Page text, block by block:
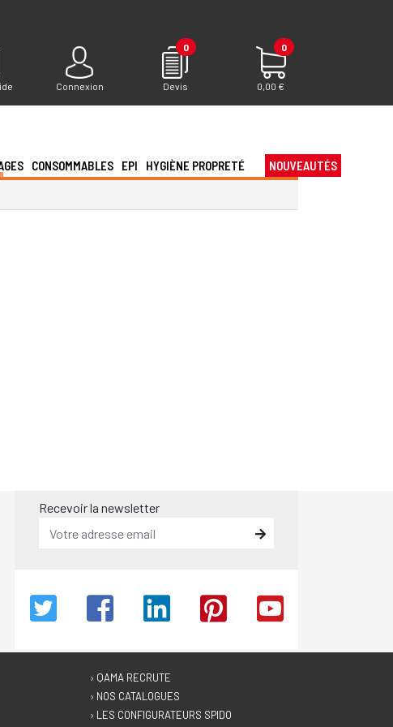
Connexion
0
Devis
0
0,00 €
CONSOMMABLES EPI HYGIÈNE PROPRETÉ NOUVEAUTÉS
Recevoir la newsletter
› QAMA RECRUTE
› NOS CATALOGUES
› LES CONFIGURATEURS SPIDO